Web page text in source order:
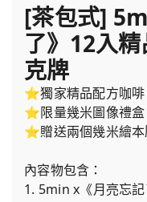
[茶包式]
了》12入
克牌
⭐獨家精品配方咖
⭐限量幾米圖像禮
⭐贈送兩個幾米繪
內容物包含：
1. 5min x《月亮忘